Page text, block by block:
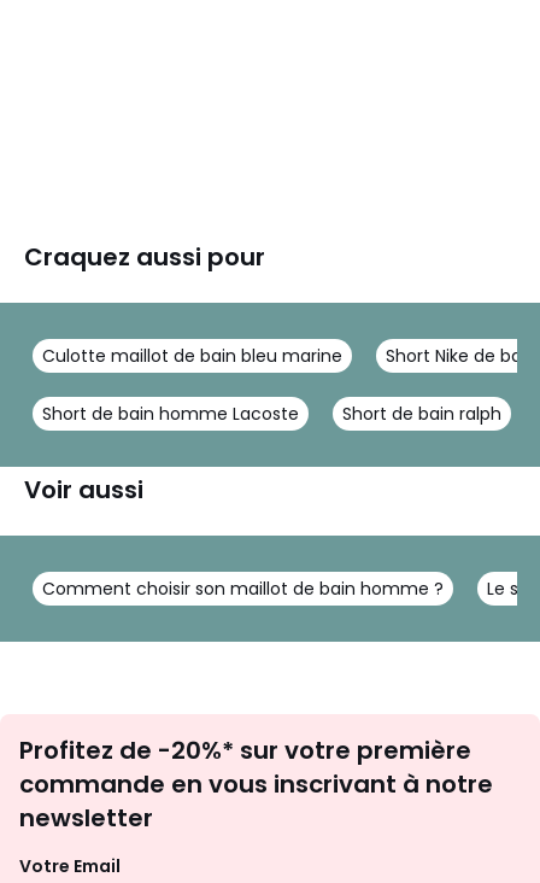
Craquez aussi pour
Culotte maillot de bain bleu marine Short Nike de bain
Short de bain homme Lacoste Short de bain ralph
Voir aussi
Comment choisir son maillot de bain homme ? Le
newsletter
Profitez de -20%* sur votre première
commande en vous inscrivant à notre
newsletter
Votre Email